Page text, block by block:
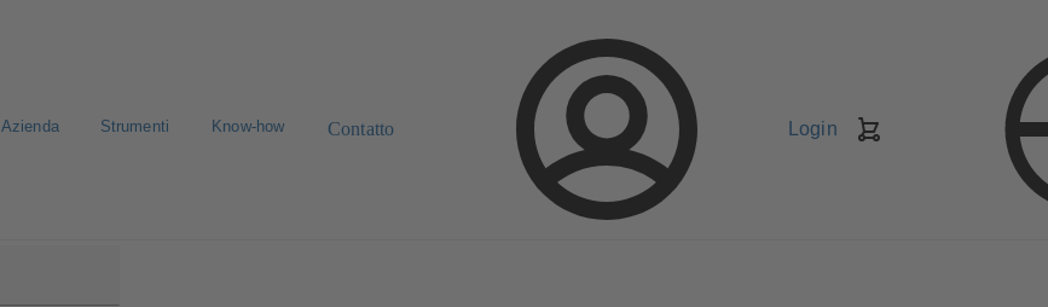
Azienda Strumenti Know-how Contatto Login